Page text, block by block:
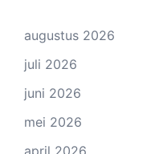
augustus 2026
juli 2026
juni 2026
mei 2026